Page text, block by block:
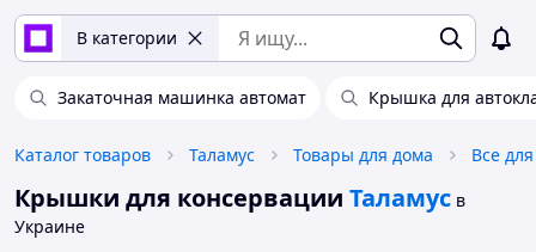
В категории
Закаточная машинка автомат Крышка для
Каталог товаров Таламус Товары для дома Все
Крышки для консервации Таламус в
Украине